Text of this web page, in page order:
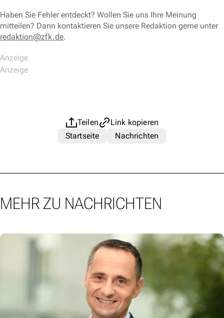
Haben Sie Fehler entdeckt? Wollen Sie uns Ihre Meinung
mitteilen? Dann kontaktieren Sie unsere Redaktion gerne unter
redaktion@zfk.de.
Teilen
Link kopieren
Startseite
Nachrichten
MEHR ZU NACHRICHTEN